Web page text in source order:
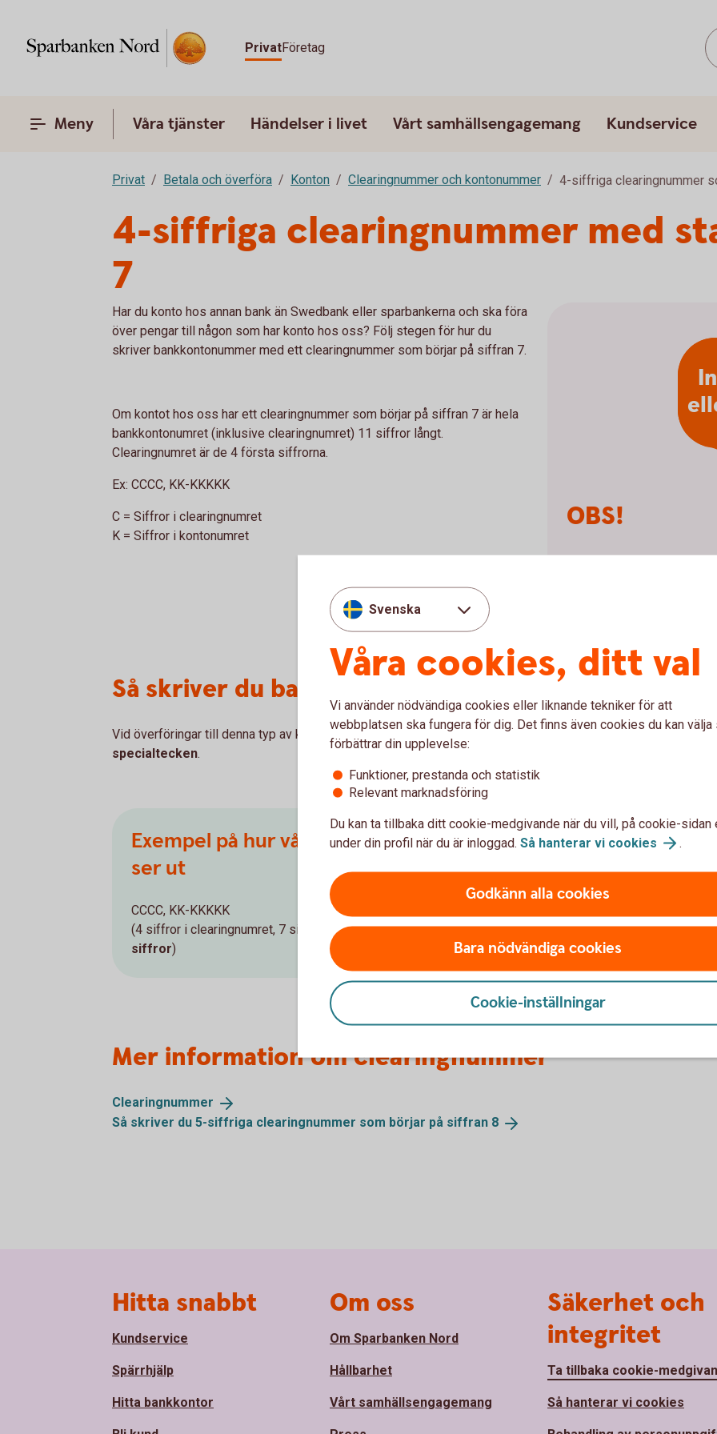
PrivatFöretag
Meny Våra tjänster Händelser i livet Vårt samhällsengagemang Kundservice
Privat Betala och överföra Konton Clearingnummer och kontonummer 4-siffriga clearingnummer
4-siffriga clearingnummer med
7
Har du konto hos annan bank än Swedbank eller sparbankerna och ska föra
över pengar till någon som har konto hos oss? Följ stegen för hur du
skriver bankkontonummer med ett clearingnummer som börjar på siffran 7.
Om kontot hos oss har ett clearingnummer som börjar på siffran 7 är hela
bankkontonumret (inklusive clearingnumret) 11 siffror långt.
Clearingnumret är de 4 första siffrorna.
Ex: CCCC, KK-KKKKK
C = Siffror i clearingnumret
K = Siffror i kontonumret
OBS!
Vid överföringar
tecken, till exempel
Så skriver du bankkontonumret vid överföringar
Vid överföringar till denna typ av konto ska hela bankkontonumret anges, utan
specialtecken.
Exempel på hur våra bankkontonummer
ser ut
CCCC, KK-KKKKK
(4 siffror i clearingnumret, 7 siffror i kontonumret -totalt 11
siffror)
Så skriver du
överföring
(4 siffror i clearingnumret,
siffror)
Mer information om clearingnummer
Clearingnummer
Så skriver du 5-siffriga clearingnummer som börjar på siffran 8
Svenska
Våra cookies, ditt val
Vi använder nödvändiga cookies eller liknande tekniker för att
webbplatsen ska fungera för dig. Det finns även cookies du kan välja
förbättrar din upplevelse:
Funktioner, prestanda och statistik
Relevant marknadsföring
Du kan ta tillbaka ditt cookie-medgivande när du vill, på cookie-sidan
under din profil när du är inloggad. Så hanterar vi cookies .
Godkänn alla cookies
Bara nödvändiga cookies
Cookie-inställningar
Hitta snabbt
Kundservice
Spärrhjälp
Hitta bankkontor
Om oss
Om Sparbanken Nord
Hållbarhet
Vårt samhällsengagemang
Säkerhet och
integritet
Ta tillbaka cookie-
Så hanterar vi cookies